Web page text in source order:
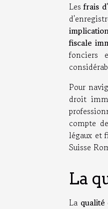
Lesfrais
fiscale
fonciers
Pour
droit
compte
légaux et
Suisse
La
La